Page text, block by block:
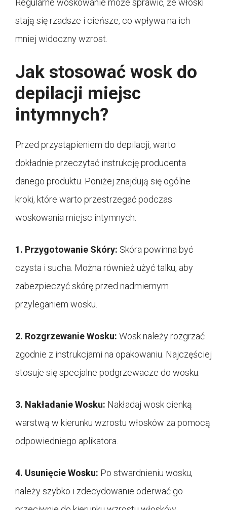
Regularne woskowanie może sprawić, że włoski
stają się rzadsze i cieńsze, co wpływa na ich
mniej widoczny wzrost.
Jak stosować wosk do
depilacji miejsc
intymnych?
Przed przystąpieniem do depilacji, warto
dokładnie przeczytać instrukcję producenta
danego produktu. Poniżej znajdują się ogólne
kroki, które warto przestrzegać podczas
woskowania miejsc intymnych:
1. Przygotowanie Skóry: Skóra powinna być
czysta i sucha. Można również użyć talku, aby
zabezpieczyć skórę przed nadmiernym
przyleganiem wosku.
2. Rozgrzewanie Wosku: Wosk należy rozgrzać
zgodnie z instrukcjami na opakowaniu. Najczęściej
stosuje się specjalne podgrzewacze do wosku.
3. Nakładanie Wosku: Nakładaj wosk cienką
warstwą w kierunku wzrostu włosków za pomocą
odpowiedniego aplikatora.
4. Usunięcie Wosku: Po stwardnieniu wosku,
należy szybko i zdecydowanie oderwać go